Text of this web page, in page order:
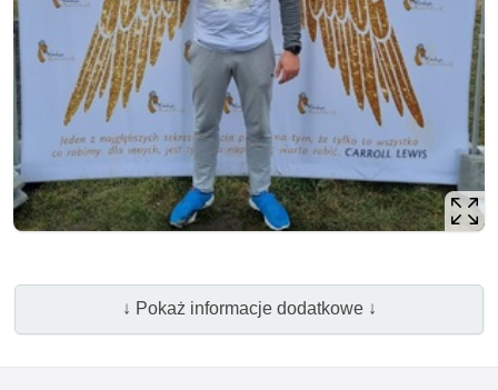
↓ Pokaż informacje dodatkowe ↓